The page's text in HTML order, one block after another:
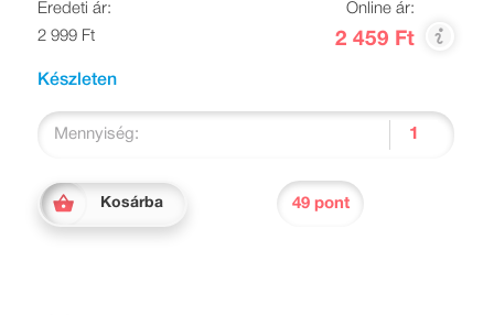
Eredeti ár:
2 999 Ft
Online ár:
2 459 Ft
Készleten
Mennyiség:
Kosárba 49 pont